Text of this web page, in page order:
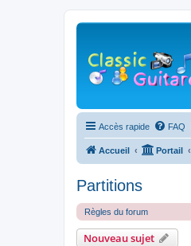
Accès rapide FAQ
Accueil Portail
Partitions
Règles du forum
Nouveau sujet